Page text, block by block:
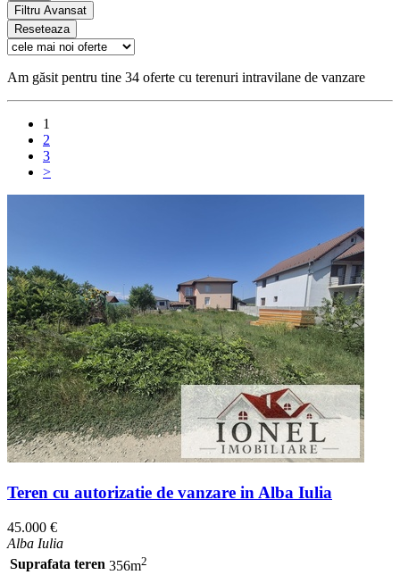
Filtru Avansat
Reseteaza
Am găsit pentru tine 34 oferte cu terenuri intravilane de vanzare
1
2
3
>
Teren cu autorizatie de vanzare in Alba Iulia
45.000 €
Alba Iulia
Suprafata teren 356m2